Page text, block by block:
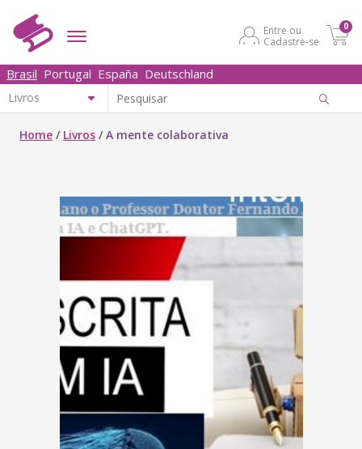
Entre ou
Cadastre-se
0
Brasil Portugal España Deutschland
Home / Livros /A mente colaborativa